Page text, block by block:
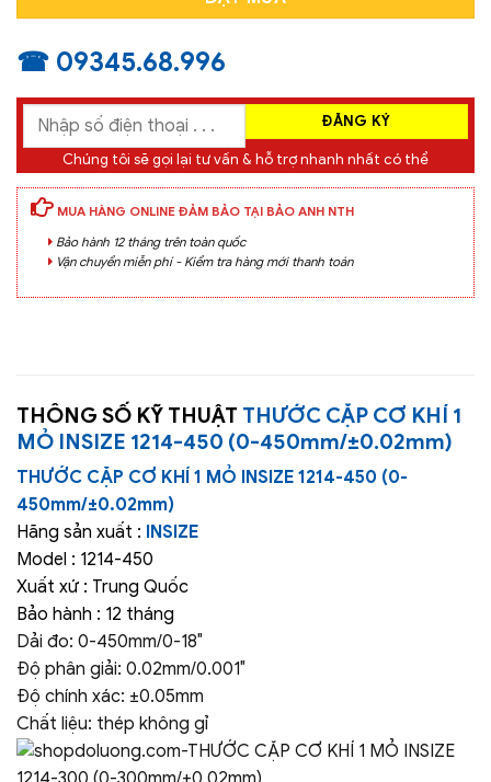
☎ 09345.68.996
Chúng tôi sẽ gọi lại tư vấn & hỗ trợ nhanh nhất có thể
MUA HÀNG ONLINE ĐẢM BẢO TẠI BẢO ANH NTH
Bảo hành 12 tháng trên toàn quốc
Vận chuyển miễn phí - Kiểm tra hàng mới thanh toán
THÔNG SỐ KỸ THUẬT THƯỚC CẶP CƠ KHÍ 1
MỎ INSIZE 1214-450 (0-450mm/±0.02mm)
THƯỚC CẶP CƠ KHÍ 1 MỎ INSIZE 1214-450 (0-
450mm/±0.02mm)
Hãng sản xuất : INSIZE
Model : 1214-450
Xuất xứ : Trung Quốc
Bảo hành : 12 tháng
Dải đo: 0-450mm/0-18″
Độ phân giải: 0.02mm/0.001″
Độ chính xác: ±0.05mm
Chất liệu: thép không gỉ